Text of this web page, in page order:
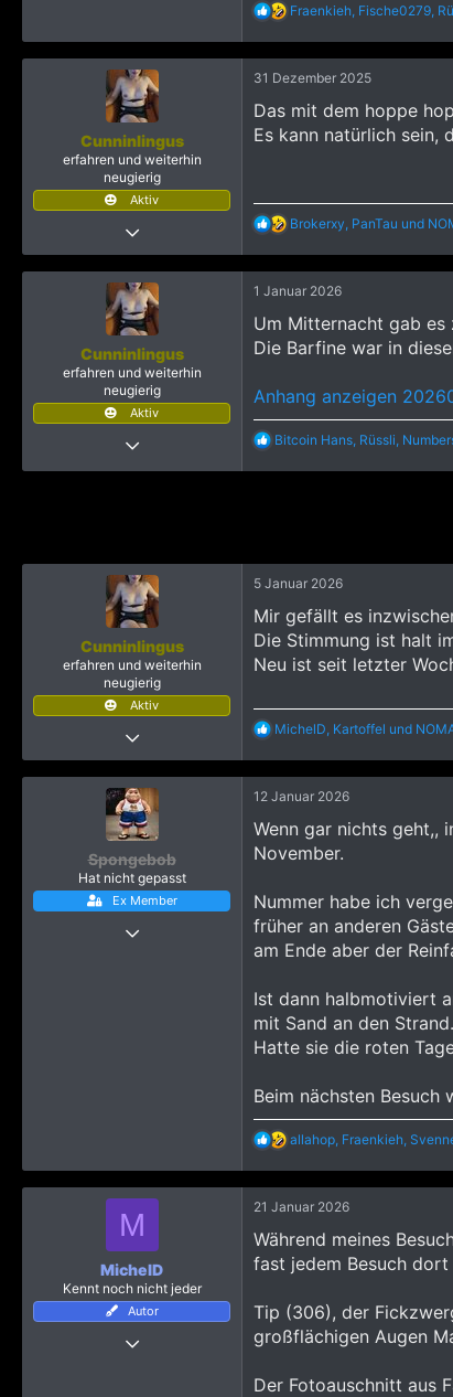
R
a
k
t
o
n
Fraenkieh, Fische0279,
Cunninlingus
erfahren und weiterhin
neugierig
Aktiv
14 Februar 2024
331
Bayern, Deutschland
31 Dezember 2025
Das mit dem hoppe
Es kann natürlich sein,
R
a
k
t
o
n
:
Brokerxy, PanTau und
Cunninlingus
erfahren und weiterhin
neugierig
Aktiv
14 Februar 2024
1 Januar 2026
Um Mitternacht gab es
Die Barfine war in
Anhang anzeigen
R
a
n
e
:
Bitcoin Hans, Rüssli,
Cunninlingus
erfahren und weiterhin
neugierig
Aktiv
14 Februar 2024
331
Bayern, Deutschland
5 Januar 2026
Mir gefällt es
Die Stimmung ist halt
Neu ist seit letzter
R
a
k
t
o
n
:
MichelD, Kartoffel und
Spongebob
Hat nicht gepasst
Ex Member
12 Januar 2026
12 Januar 2026
Wenn gar nichts geht,,
November.
Nummer habe ich
früher an anderen
am Ende aber der
Ist dann halbmotiviert
mit Sand an den
Hatte sie die roten
Beim nächsten
R
a
k
t
o
n
e
:
allahop, Fraenkieh,
M
MichelD
Kennt noch nicht jeder
Autor
21 Januar 2026
Während meines
fast jedem Besuch
Tip (306), der
großflächigen Augen
Der Fotoauschnitt aus